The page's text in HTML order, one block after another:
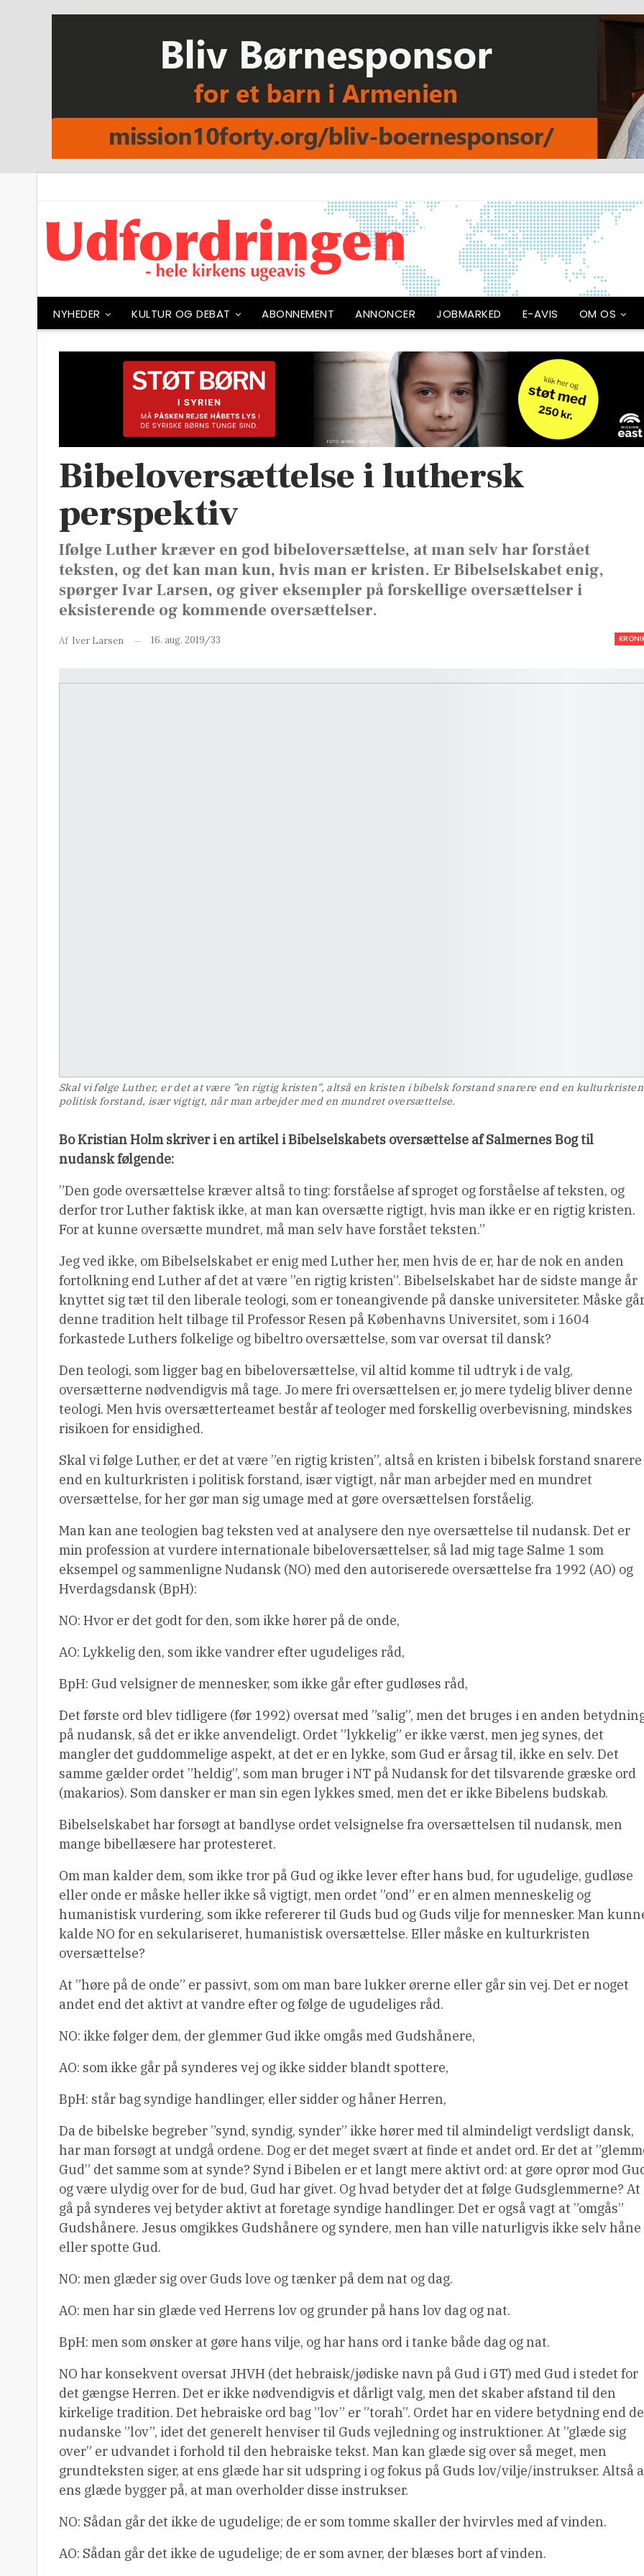
NYHEDER KULTUR OG DEBAT ABONNEMENT ANNONCER JOBMARKED E-AVIS OM OS
Bibeloversættelse i luthersk
perspektiv
Ifølge Luther kræver en god bibeloversættelse, at man selv har forstået
teksten, og det kan man kun, hvis man er kristen. Er Bibelselskabet enig,
spørger Ivar Larsen, og giver eksempler på forskellige oversættelser i
eksisterende og kommende oversættelser.
Af Iver Larsen 16. aug. 2019/33
Skal vi følge Luther, er det at være ”en rigtig kristen”, altså en kristen i bibelsk forstand snarere end en
politisk forstand, især vigtigt, når man arbejder med en mundret oversættelse.
Bo Kristian Holm skriver i en artikel i Bibelselskabets oversættelse af Salmernes Bog til
nudansk følgende:
”Den gode oversættelse kræver altså to ting: forståelse af sproget og forståelse af teksten, og
derfor tror Luther faktisk ikke, at man kan oversætte rigtigt, hvis man ikke er en rigtig kristen.
For at kunne oversætte mundret, må man selv have forstået teksten.”
Jeg ved ikke, om Bibelselskabet er enig med Luther her, men hvis de er, har de nok en anden
fortolkning end Luther af det at være ”en rigtig kristen”. Bibelselskabet har de sidste mange år
knyttet sig tæt til den liberale teologi, som er toneangivende på danske universiteter. Måske
denne tradition helt tilbage til Professor Resen på Københavns Universitet, som i 1604
forkastede Luthers folkelige og bibeltro oversættelse, som var oversat til dansk?
Den teologi, som ligger bag en bibeloversættelse, vil altid komme til udtryk i de valg,
oversætterne nødvendigvis må tage. Jo mere fri oversættelsen er, jo mere tydelig bliver denne
teologi. Men hvis oversætterteamet består af teologer med forskellig overbevisning, mindskes
risikoen for ensidighed.
Skal vi følge Luther, er det at være ”en rigtig kristen”, altså en kristen i bibelsk forstand snarere
end en kulturkristen i politisk forstand, især vigtigt, når man arbejder med en mundret
oversættelse, for her gør man sig umage med at gøre oversættelsen forståelig.
Man kan ane teologien bag teksten ved at analysere den nye oversættelse til nudansk. Det er
min profession at vurdere internationale bibeloversættelser, så lad mig tage Salme 1 som
eksempel og sammenligne Nudansk (NO) med den autoriserede oversættelse fra 1992 (AO) og
Hverdagsdansk (BpH):
NO: Hvor er det godt for den, som ikke hører på de onde,
AO: Lykkelig den, som ikke vandrer efter ugudeliges råd,
BpH: Gud velsigner de mennesker, som ikke går efter gudløses råd,
Det første ord blev tidligere (før 1992) oversat med ”salig”, men det bruges i en anden
på nudansk, så det er ikke anvendeligt. Ordet ”lykkelig” er ikke værst, men jeg synes, det
mangler det guddommelige aspekt, at det er en lykke, som Gud er årsag til, ikke en selv. Det
samme gælder ordet ”heldig”, som man bruger i NT på Nudansk for det tilsvarende græske ord
(makarios). Som dansker er man sin egen lykkes smed, men det er ikke Bibelens budskab.
Bibelselskabet har forsøgt at bandlyse ordet velsignelse fra oversættelsen til nudansk, men
mange bibellæsere har protesteret.
Om man kalder dem, som ikke tror på Gud og ikke lever efter hans bud, for ugudelige, gudløse
eller onde er måske heller ikke så vigtigt, men ordet ”ond” er en almen menneskelig og
humanistisk vurdering, som ikke refererer til Guds bud og Guds vilje for mennesker. Man
kalde NO for en sekulariseret, humanistisk oversættelse. Eller måske en kulturkristen
oversættelse?
At ”høre på de onde” er passivt, som om man bare lukker ørerne eller går sin vej. Det er noget
andet end det aktivt at vandre efter og følge de ugudeliges råd.
NO: ikke følger dem, der glemmer Gud ikke omgås med Gudshånere,
AO: som ikke går på synderes vej og ikke sidder blandt spottere,
BpH: står bag syndige handlinger, eller sidder og håner Herren,
Da de bibelske begreber ”synd, syndig, synder” ikke hører med til almindeligt verdsligt dansk,
har man forsøgt at undgå ordene. Dog er det meget svært at finde et andet ord. Er det at
Gud” det samme som at synde? Synd i Bibelen er et langt mere aktivt ord: at gøre oprør mod
og være ulydig over for de bud, Gud har givet. Og hvad betyder det at følge Gudsglemmerne? At
gå på synderes vej betyder aktivt at foretage syndige handlinger. Det er også vagt at ”omgås”
Gudshånere. Jesus omgikkes Gudshånere og syndere, men han ville naturligvis ikke selv håne
eller spotte Gud.
NO: men glæder sig over Guds love og tænker på dem nat og dag.
AO: men har sin glæde ved Herrens lov og grunder på hans lov dag og nat.
BpH: men som ønsker at gøre hans vilje, og har hans ord i tanke både dag og nat.
NO har konsekvent oversat JHVH (det hebraisk/jødiske navn på Gud i GT) med Gud i stedet for
det gængse Herren. Det er ikke nødvendigvis et dårligt valg, men det skaber afstand til den
kirkelige tradition. Det hebraiske ord bag ”lov” er ”torah”. Ordet har en videre betydning end
nudanske ”lov”, idet det generelt henviser til Guds vejledning og instruktioner. At ”glæde sig
over” er udvandet i forhold til den hebraiske tekst. Man kan glæde sig over så meget, men
grundteksten siger, at ens glæde har sit udspring i og fokus på Guds lov/vilje/instrukser. Altså
ens glæde bygger på, at man overholder disse instrukser.
NO: Sådan går det ikke de ugudelige; de er som tomme skaller der hvirvles med af vinden.
AO: Sådan går det ikke de ugudelige; de er som avner, der blæses bort af vinden.